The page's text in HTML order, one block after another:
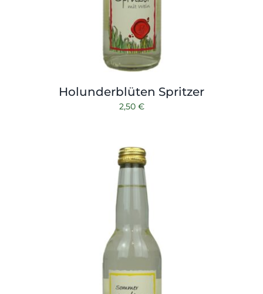
Holunderblüten Spritzer
2,50 €